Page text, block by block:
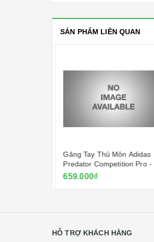
SẢN PHẨM LIÊN QUAN
Găng Tay Thủ Môn Adidas
Predator Competition Pro -
Ruby
659.000₫
HỖ TRỢ KHÁCH HÀNG